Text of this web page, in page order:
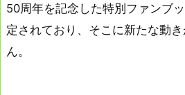
50周年を記念した特別ファンブ
定されており、そこに新たな動
ん。